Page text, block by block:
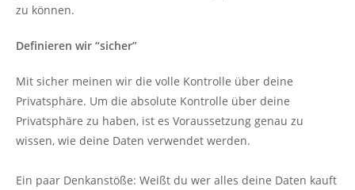
zu können.
Definieren wir “sicher”
Mit sicher meinen wir die volle Kontrolle über deine
Privatsphäre. Um die absolute Kontrolle über deine
Privatsphäre zu haben, ist es Voraussetzung genau zu
wissen, wie deine Daten verwendet werden.
Ein paar Denkanstöße: Weißt du wer alles deine Daten kauft